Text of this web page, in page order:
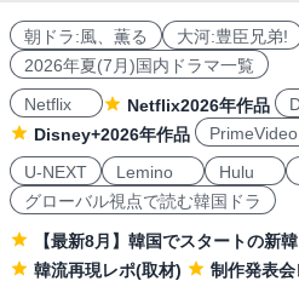
朝ドラ:風、薫る 大河:豊臣兄弟!
2026年夏(7月)国内ドラマ一覧
Netflix
Netflix2026年作品
Disney+2026年作品
U-NEXT
Lemino Hulu
グローバル視点で読む韓国ドラ
【最新8月】韓国でスタートの新
韓流再現レポ(取材)
制作発表